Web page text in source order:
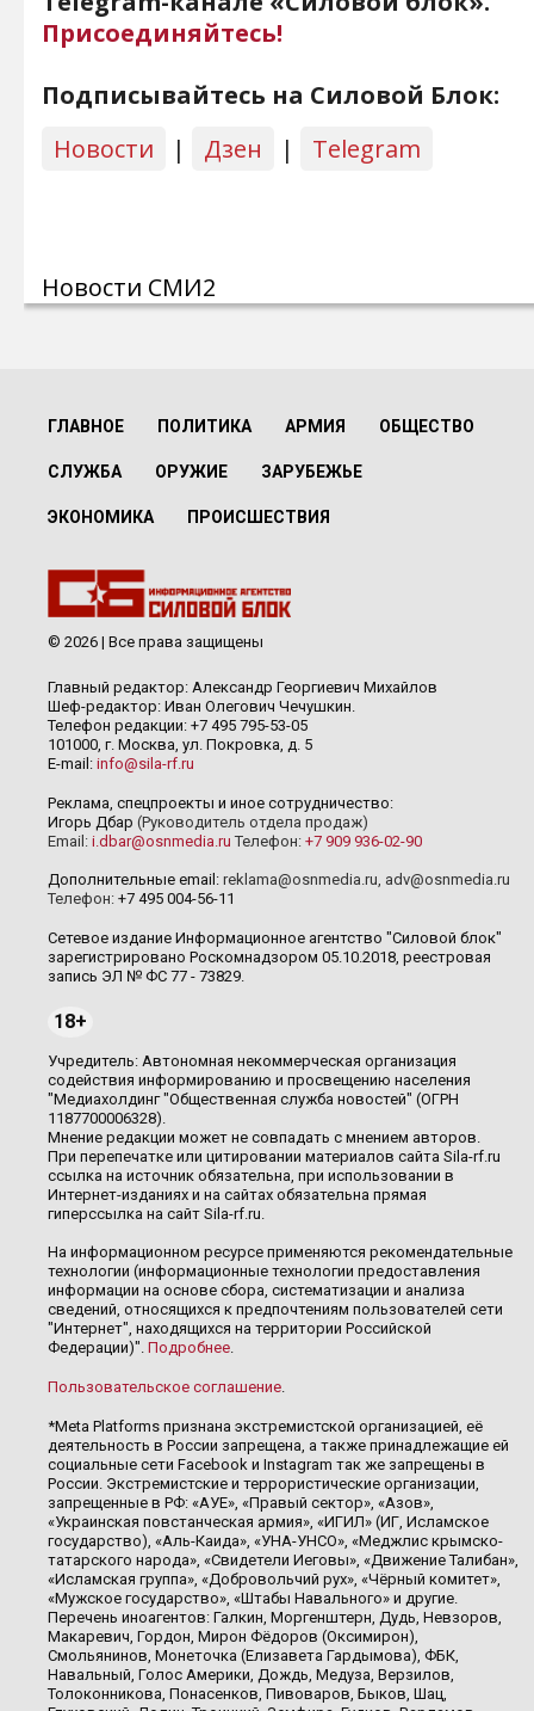
Присоединяйтесь!
Подписывайтесь на Силовой Блок:
Новости
| Дзен | Telegram
Новости СМИ2
ГЛАВНОЕ ПОЛИТИКА АРМИЯ ОБЩЕСТВО
СЛУЖБА ОРУЖИЕ ЗАРУБЕЖЬЕ
ЭКОНОМИКА ПРОИСШЕСТВИЯ
© 2026 | Все права защищены
Главный редактор: Александр Георгиевич Михайлов
Шеф-редактор: Иван Олегович Чечушкин.
Телефон редакции: +7 495 795-53-05
101000, г. Москва, ул. Покровка, д. 5
E-mail: info@sila-rf.ru
Реклама, спецпроекты и иное сотрудничество:
Игорь Дбар (Руководитель отдела продаж)
Email: i.dbar@osnmedia.ru Телефон: +7 909 936-02-90
Дополнительные email: reklama@osnmedia.ru, adv@osnmedia.ru
Телефон: +7 495 004-56-11
Сетевое издание Информационное агентство "Силовой блок"
зарегистрировано Роскомнадзором 05.10.2018, реестровая
запись ЭЛ № ФС 77 - 73829.
18+
Учредитель: Автономная некоммерческая организация
содействия информированию и просвещению населения
"Медиахолдинг "Общественная служба новостей" (ОГРН
1187700006328).
Мнение редакции может не совпадать с мнением авторов.
При перепечатке или цитировании материалов сайта Sila-rf.ru
ссылка на источник обязательна, при использовании в
Интернет-изданиях и на сайтах обязательна прямая
гиперссылка на сайт Sila-rf.ru.
На информационном ресурсе применяются рекомендательные
технологии (информационные технологии предоставления
информации на основе сбора, систематизации и анализа
сведений, относящихся к предпочтениям пользователей сети
"Интернет", находящихся на территории Российской
Федерации)". Подробнее.
Пользовательское соглашение.
*Meta Platforms признана экстремистской организацией, её
деятельность в России запрещена, а также принадлежащие ей
социальные сети Facebook и Instagram так же запрещены в
России. Экстремистские и террористические организации,
запрещенные в РФ: «АУЕ», «Правый сектор», «Азов»,
«Украинская повстанческая армия», «ИГИЛ» (ИГ, Исламское
государство), «Аль-Каида», «УНА-УНСО», «Меджлис крымско-
татарского народа», «Свидетели Иеговы», «Движение Талибан»,
«Исламская группа», «Добровольчий рух», «Чёрный комитет»,
«Мужское государство», «Штабы Навального» и другие.
Перечень иноагентов: Галкин, Моргенштерн, Дудь, Невзоров,
Макаревич, Гордон, Мирон Фёдоров (Оксимирон),
Смольянинов, Монеточка (Елизавета Гардымова), ФБК,
Навальный, Голос Америки, Дождь, Медуза, Верзилов,
Толоконникова, Понасенков, Пивоваров, Быков, Шац,